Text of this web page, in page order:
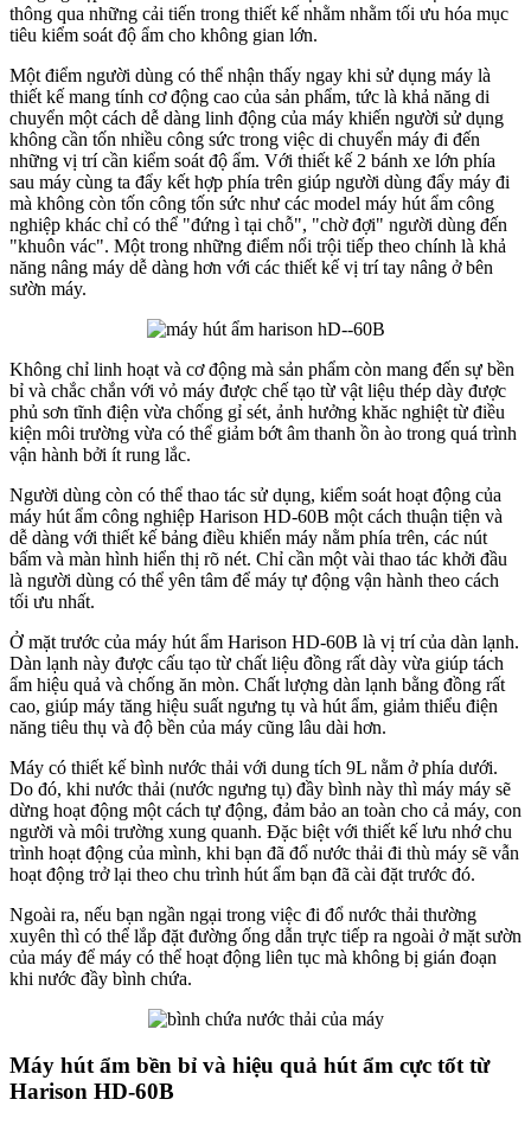
thông qua những cải tiến trong thiết kế nhằm nhằm tối ưu hóa mục
tiêu kiểm soát độ ẩm cho không gian lớn.
Một điểm người dùng có thể nhận thấy ngay khi sử dụng máy là
thiết kế mang tính cơ động cao của sản phẩm, tức là khả năng di
chuyển một cách dễ dàng linh động của máy khiến người sử dụng
không cần tốn nhiều công sức trong việc di chuyển máy đi đến
những vị trí cần kiểm soát độ ẩm. Với thiết kế 2 bánh xe lớn phía
sau máy cùng ta đẩy kết hợp phía trên giúp người dùng đẩy máy đi
mà không còn tốn công tốn sức như các model máy hút ẩm công
nghiệp khác chỉ có thể "đứng ì tại chỗ", "chờ đợi" người dùng đến
"khuôn vác". Một trong những điểm nổi trội tiếp theo chính là khả
năng nâng máy dễ dàng hơn với các thiết kế vị trí tay nâng ở bên
sườn máy.
Không chỉ linh hoạt và cơ động mà sản phẩm còn mang đến sự bền
bỉ và chắc chắn với vỏ máy được chế tạo từ vật liệu thép dày được
phủ sơn tĩnh điện vừa chống gỉ sét, ảnh hưởng khăc nghiệt từ điều
kiện môi trường vừa có thể giảm bớt âm thanh ồn ào trong quá trình
vận hành bởi ít rung lắc.
Người dùng còn có thể thao tác sử dụng, kiểm soát hoạt động của
máy hút ẩm công nghiệp Harison HD-60B một cách thuận tiện và
dễ dàng với thiết kế bảng điều khiển máy nằm phía trên, các nút
bấm và màn hình hiển thị rõ nét. Chỉ cần một vài thao tác khởi đầu
là người dùng có thể yên tâm để máy tự động vận hành theo cách
tối ưu nhất.
Ở mặt trước của máy hút ẩm Harison HD-60B là vị trí của dàn lạnh.
Dàn lạnh này được cấu tạo từ chất liệu đồng rất dày vừa giúp tách
ẩm hiệu quả và chống ăn mòn. Chất lượng dàn lạnh bằng đồng rất
cao, giúp máy tăng hiệu suất ngưng tụ và hút ẩm, giảm thiểu điện
năng tiêu thụ và độ bền của máy cũng lâu dài hơn.
Máy có thiết kế bình nước thải với dung tích 9L nằm ở phía dưới.
Do đó, khi nước thải (nước ngưng tụ) đầy bình này thì máy máy sẽ
dừng hoạt động một cách tự động, đảm bảo an toàn cho cả máy, con
người và môi trường xung quanh. Đặc biệt với thiết kế lưu nhớ chu
trình hoạt động của mình, khi bạn đã đổ nước thải đi thù máy sẽ vẫn
hoạt động trở lại theo chu trình hút ẩm bạn đã cài đặt trước đó.
Ngoài ra, nếu bạn ngần ngại trong việc đi đổ nước thải thường
xuyên thì có thể lắp đặt đường ống dẫn trực tiếp ra ngoài ở mặt sườn
của máy để máy có thể hoạt động liên tục mà không bị gián đoạn
khi nước đầy bình chứa.
Máy hút ẩm bền bỉ và hiệu quả hút ẩm cực tốt từ
Harison HD-60B